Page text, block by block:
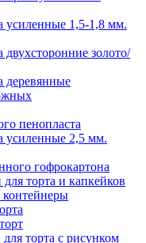
усиленные 1,5-1,8 мм.
золото/
деревянные
пенопласта
усиленные 2,5 мм.
гофрокартона
торта и капкейков
торта с рисунком